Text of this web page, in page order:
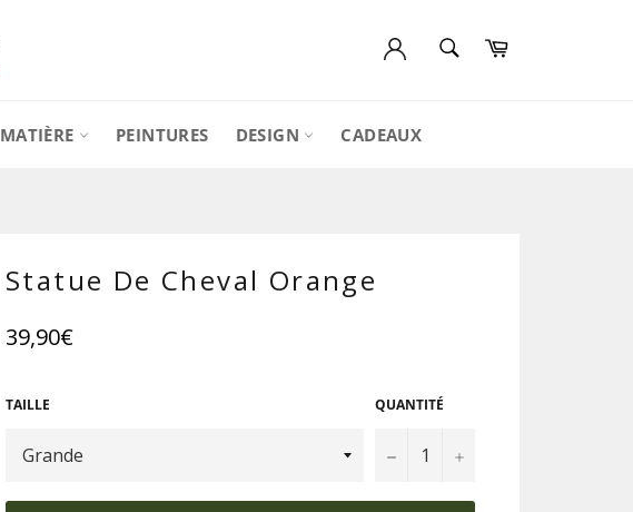
Panier
MATIÈRE PEINTURES DESIGN CADEAUX
Statue De Cheval Orange
Prix
régulier
39,90€
TAILLE QUANTITÉ
− +